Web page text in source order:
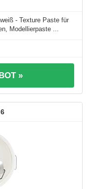
- Texture Paste für
Modellierpaste ...
»
6